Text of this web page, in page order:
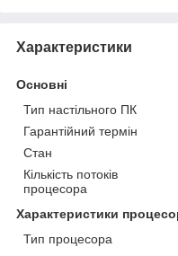
Характеристики
Основні
Тип настільного ПК
Гарантійний термін
Стан
Кількість потоків
процесора
Характеристики
Тип процесора